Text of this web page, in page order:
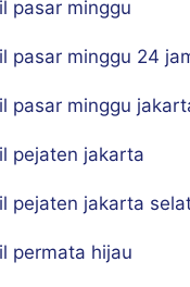
pasar minggu
pasar minggu 24
pasar minggu
pejaten jakarta
pejaten jakarta
permata hijau